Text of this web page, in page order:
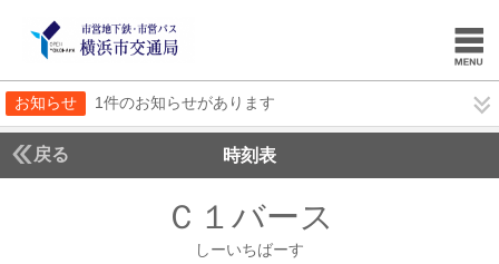
お知らせ 1件のお知らせがあります
戻る 時刻表
Ｃ１バース
しーいちばーす